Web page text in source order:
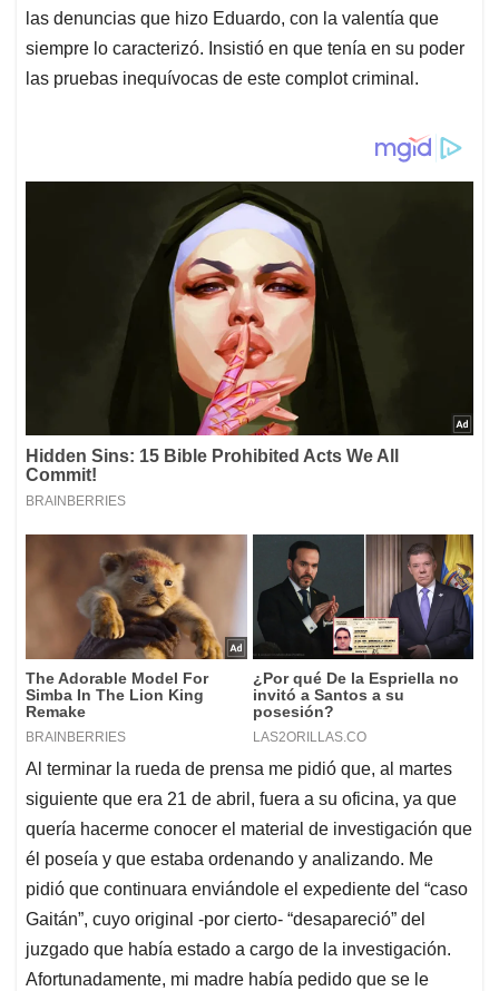
las denuncias que hizo Eduardo, con la valentía que
siempre lo caracterizó. Insistió en que tenía en su poder
las pruebas inequívocas de este complot criminal.
Al terminar la rueda de prensa me pidió que, al martes
siguiente que era 21 de abril, fuera a su oficina, ya que
quería hacerme conocer el material de investigación que
él poseía y que estaba ordenando y analizando. Me
pidió que continuara enviándole el expediente del “caso
Gaitán”, cuyo original -por cierto- “desapareció” del
juzgado que había estado a cargo de la investigación.
Afortunadamente, mi madre había pedido que se le